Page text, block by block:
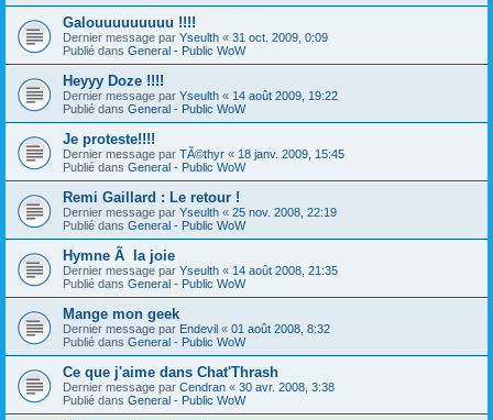
Galouuuuuuuuu !!!!
Dernier message par Yseulth « 31 oct. 2009, 0:09
Publié dans General - Public WoW
Heyyy Doze !!!!
Dernier message par Yseulth « 14 août 2009, 19:22
Publié dans General - Public WoW
Je proteste!!!!
Dernier message par TÃ©thyr « 18 janv. 2009, 15:45
Publié dans General - Public WoW
Remi Gaillard : Le retour !
Dernier message par Yseulth « 25 nov. 2008, 22:19
Publié dans General - Public WoW
Hymne Ã la joie
Dernier message par Yseulth « 14 août 2008, 21:35
Publié dans General - Public WoW
Mange mon geek
Dernier message par Endevil « 01 août 2008, 8:32
Publié dans General - Public WoW
Ce que j'aime dans Chat'Thrash
Dernier message par Cendran « 30 avr. 2008, 3:38
Publié dans General - Public WoW